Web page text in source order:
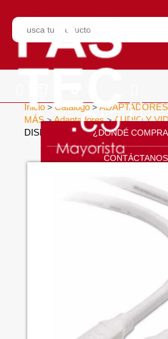
¿DONDÉ
CONTÁCTANOS
SOPORTE
CÁTALOGO
Inicio > Catálogo >
MÁS>Adaptadores>AUDIO Y
DISPLAY A MINI DISPLAY>